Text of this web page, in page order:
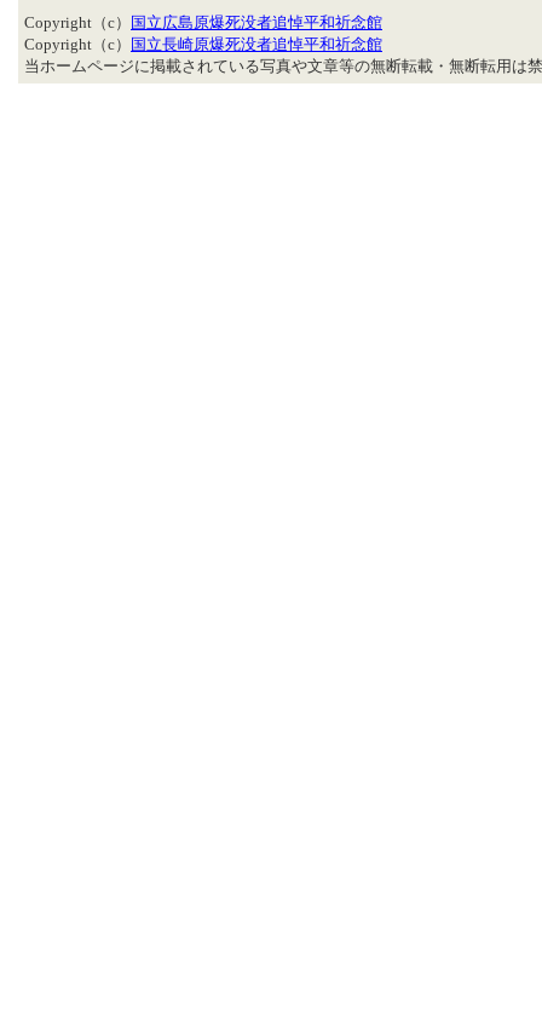
Copyright（c）
国立広島原爆死没者追悼平和祈念館
Copyright（c）
国立長崎原爆死没者追悼平和祈念館
当ホームページに掲載されている写真や文章等の無断転載・無断転用は